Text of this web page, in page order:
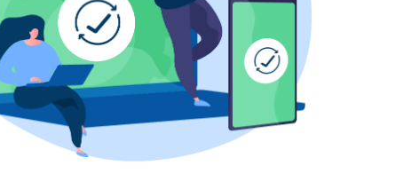
RICHIEDI DEMO
ACCEDI